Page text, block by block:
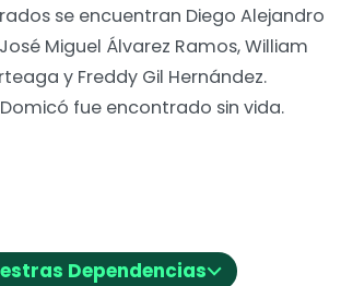
se encuentran Diego Alejandro
Miguel Álvarez Ramos, William
y Freddy Gil Hernández.
fue encontrado sin vida.
Dependencias⌵